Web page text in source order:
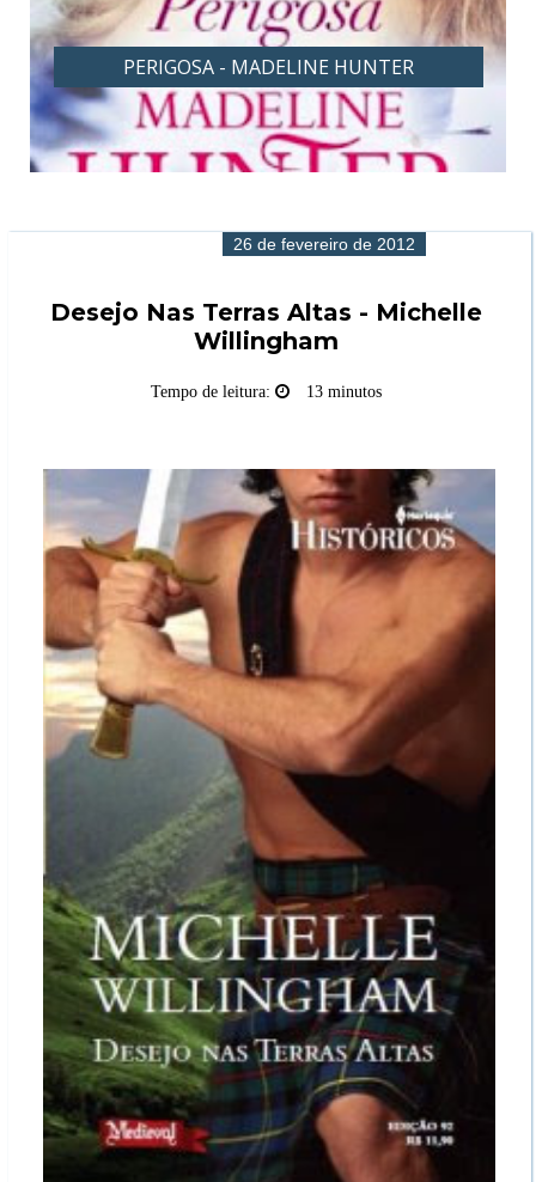
PERIGOSA - MADELINE HUNTER
26 de fevereiro de 2012
Desejo Nas Terras Altas - Michelle
Willingham
Tempo de leitura: 13 minutos